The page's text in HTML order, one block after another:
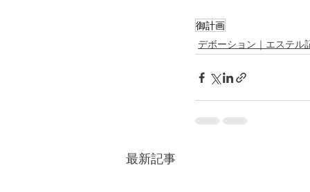
御計画
デボーション｜エステル
最新記事